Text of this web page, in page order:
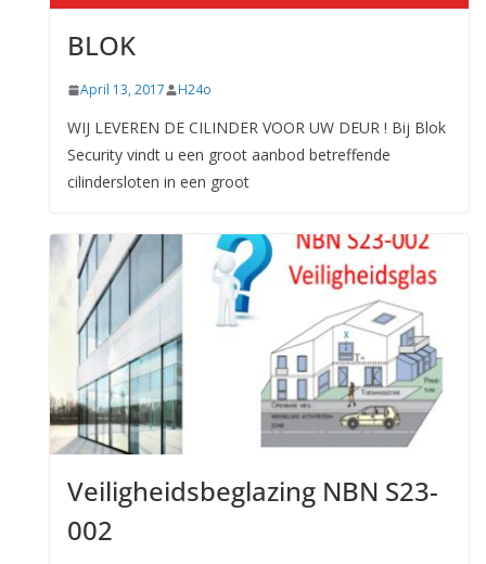
BLOK
April 13, 2017 H24o
WIJ LEVEREN DE CILINDER VOOR UW DEUR ! Bij Blok
Security vindt u een groot aanbod betreffende
cilindersloten in een groot
Veiligheidsbeglazing NBN S23-
002